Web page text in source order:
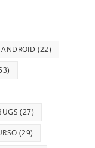
ANDROID (22)
(27)
(29)